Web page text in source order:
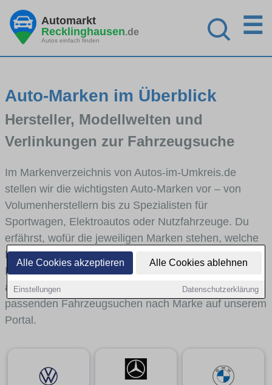
Alle Cookies akzeptieren Alle Cookies ablehnen
Einstellungen Datenschutzerklärung
Automarkt
Recklinghausen.de
Autos einfach finden
☰
Auto-Marken im Überblick
Hersteller, Modellwelten und
Verlinkungen zur Fahrzeugsuche
Im Markenverzeichnis von Autos-im-Umkreis.de
stellen wir die wichtigsten Auto-Marken vor – von
Volumenherstellern bis zu Spezialisten für
Sportwagen, Elektroautos oder Nutzfahrzeuge. Du
erfährst, wofür die jeweiligen Marken stehen, welche
Fahrzeugklassen sie abdecken und wie sich die
Modellwelten unterscheiden. Von den Markenportraits
aus gelangst du mit internen Links bequem zu den
passenden Fahrzeugsuchen nach Marke auf unserem
Portal.